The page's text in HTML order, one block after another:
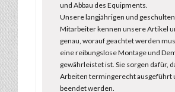
und Abbau des Equipments.
Unsere langjährigen und geschulten
Mitarbeiter kennen unsere Artikel
genau, worauf geachtet werden
eine reibungslose Montage und
gewährleistet ist. Sie sorgen dafür,
Arbeiten termingerecht ausgeführt
beendet werden.